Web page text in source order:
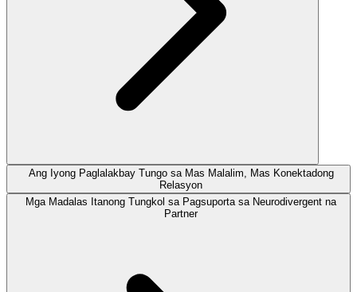
Ang Iyong Paglalakbay Tungo sa Mas Malalim, Mas Konektadong
Relasyon
Mga Madalas Itanong Tungkol sa Pagsuporta sa Neurodivergent na
Partner